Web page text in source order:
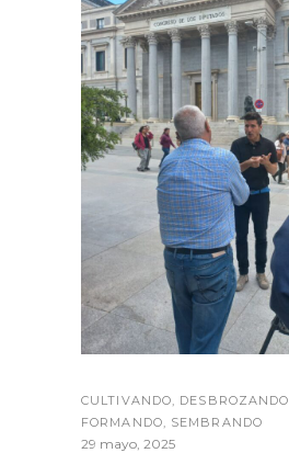
CULTIVANDO DESBROZANDO
FORMANDO
SEMBRANDO
29 mayo, 2025